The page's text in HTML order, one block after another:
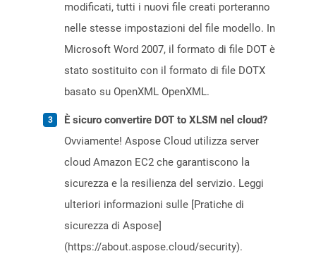
modificati, tutti i nuovi file creati porteranno
nelle stesse impostazioni del file modello. In
Microsoft Word 2007, il formato di file DOT è
stato sostituito con il formato di file DOTX
basato su OpenXML OpenXML.
È sicuro convertire DOT to XLSM nel cloud?
Ovviamente! Aspose Cloud utilizza server
cloud Amazon EC2 che garantiscono la
sicurezza e la resilienza del servizio. Leggi
ulteriori informazioni sulle [Pratiche di
sicurezza di Aspose]
(https://about.aspose.cloud/security).